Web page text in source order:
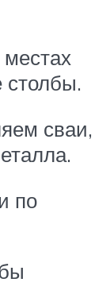
столбы.
сваи,
по